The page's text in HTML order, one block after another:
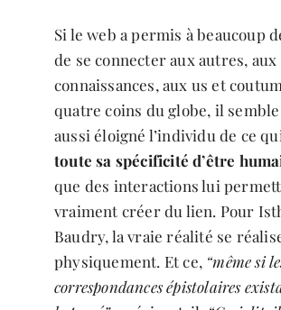
Si le web a permis à beaucoup
de se connecter aux autres, aux
connaissances, aux us et
quatre coins du globe, il
aussi éloigné l’individu de ce
toute sa spécificité d’être
que des interactions lui
vraiment créer du lien. Pour
Baudry, la vraie réalité se
physiquement. Et ce, “même si
correspondances épistolaires